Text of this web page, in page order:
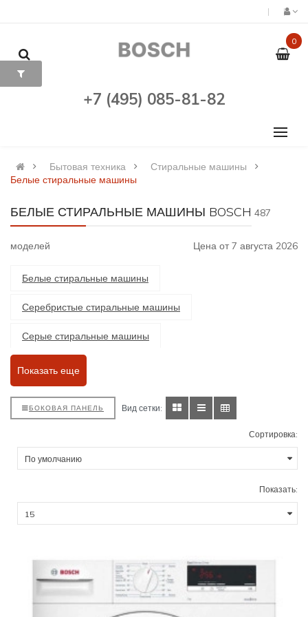
0
+7 (495) 085-81-82
Бытовая техника
Стиральные машины
Белые стиральные машины
БЕЛЫЕ СТИРАЛЬНЫЕ МАШИНЫ BOSCH 487
моделей Цена от 7 августа 2026
Белые стиральные машины
Серебристые стиральные машины
Серые стиральные машины
Встраиваемые стиральные машины
Отдельностоящие стиральные машины
Стиральные машины с сушкой
Стиральные машины с классом энергопотребления А
Класс А+++
Стиральные машины с загрузкой 5 кг
С загрузкой 6,5 кг
Показать еще
БОКОВАЯ ПАНЕЛЬ Вид сетки:
Сортировка:
Показать: